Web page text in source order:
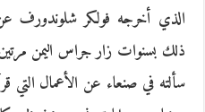
الذي أخرجه فولكر شلوندورف
ذلك بسنوات زار جراس اليمن
سألته في صنعاء عن الأعمال التي